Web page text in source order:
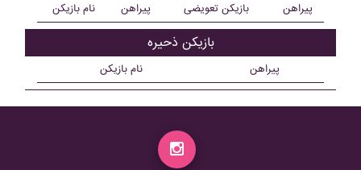
نام بازیکن پیراهن بازیکن تعویضی پیراهن
بازیکن ذحیره
نام بازیکن پیراهن